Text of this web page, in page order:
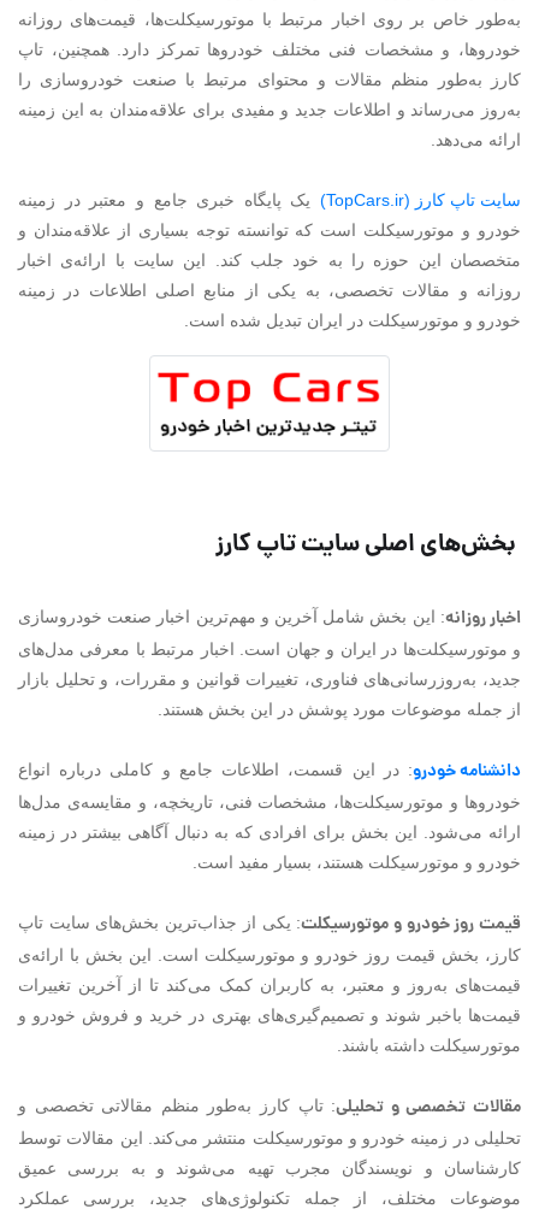
به‌طور خاص بر روی اخبار مرتبط با موتورسیکلت‌ها، قیمت‌های روزانه
خودروها، و مشخصات فنی مختلف خودروها تمرکز دارد. همچنین، تاپ
کارز به‌طور منظم مقالات و محتوای مرتبط با صنعت خودروسازی را
به‌روز می‌رساند و اطلاعات جدید و مفیدی برای علاقه‌مندان به این زمینه
ارائه می‌دهد.
سایت تاپ کارز (TopCars.ir)
یک پایگاه خبری جامع و معتبر در زمینه
خودرو و موتورسیکلت است که توانسته توجه بسیاری از علاقه‌مندان و
متخصصان این حوزه را به خود جلب کند. این سایت با ارائه‌ی اخبار
روزانه و مقالات تخصصی، به یکی از منابع اصلی اطلاعات در زمینه
خودرو و موتورسیکلت در ایران تبدیل شده است.
بخش‌های اصلی سایت تاپ کارز
اخبار روزانه: این بخش شامل آخرین و مهم‌ترین اخبار صنعت خودروسازی
و موتورسیکلت‌ها در ایران و جهان است. اخبار مرتبط با معرفی مدل‌های
جدید، به‌روزرسانی‌های فناوری، تغییرات قوانین و مقررات، و تحلیل بازار
از جمله موضوعات مورد پوشش در این بخش هستند.
دانشنامه خودرو: در این قسمت، اطلاعات جامع و کاملی درباره انواع
خودروها و موتورسیکلت‌ها، مشخصات فنی، تاریخچه، و مقایسه‌ی مدل‌ها
ارائه می‌شود. این بخش برای افرادی که به دنبال آگاهی بیشتر در زمینه
خودرو و موتورسیکلت هستند، بسیار مفید است.
قیمت روز خودرو و موتورسیکلت: یکی از جذاب‌ترین بخش‌های سایت تاپ
کارز، بخش قیمت روز خودرو و موتورسیکلت است. این بخش با ارائه‌ی
قیمت‌های به‌روز و معتبر، به کاربران کمک می‌کند تا از آخرین تغییرات
قیمت‌ها باخبر شوند و تصمیم‌گیری‌های بهتری در خرید و فروش خودرو و
موتورسیکلت داشته باشند.
مقالات تخصصی و تحلیلی: تاپ کارز به‌طور منظم مقالاتی تخصصی و
تحلیلی در زمینه خودرو و موتورسیکلت منتشر می‌کند. این مقالات توسط
کارشناسان و نویسندگان مجرب تهیه می‌شوند و به بررسی عمیق
موضوعات مختلف، از جمله تکنولوژی‌های جدید، بررسی عملکرد